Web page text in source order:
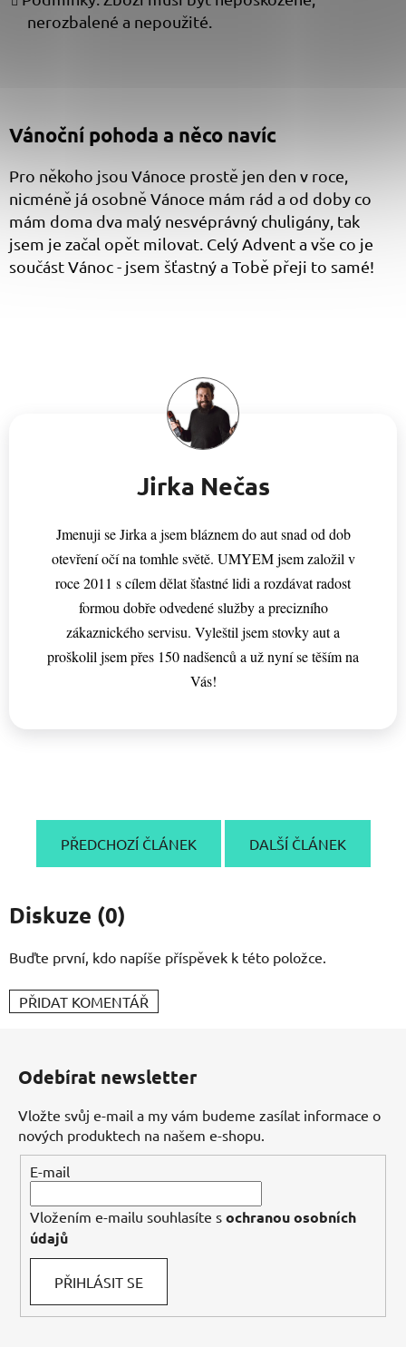
nerozbalené a nepoužité.
Vánoční pohoda a něco navíc
Pro někoho jsou Vánoce prostě jen den v roce,
nicméně já osobně Vánoce mám rád a od doby co
mám doma dva malý nesvéprávný chuligány, tak
jsem je začal opět milovat. Celý Advent a vše co je
součást Vánoc - jsem šťastný a Tobě přeji to samé!
Jirka Nečas
Jmenuji se Jirka a jsem bláznem do aut snad od dob
otevření očí na tomhle světě. UMYEM jsem založil v
roce 2011 s cílem dělat šťastné lidi a rozdávat radost
formou dobře odvedené služby a precizního
zákaznického servisu. Vyleštil jsem stovky aut a
proškolil jsem přes 150 nadšenců a už nyní se těším na
Vás!
PŘEDCHOZÍ ČLÁNEK DALŠÍ ČLÁNEK
Diskuze (0)
Buďte první, kdo napíše příspěvek k této položce.
PŘIDAT KOMENTÁŘ
Odebírat newsletter
Vložte svůj e-mail a my vám budeme zasílat informace o
nových produktech na našem e-shopu.
E-mail
Vložením e-mailu souhlasíte s ochranou osobních
údajů
PŘIHLÁSIT SE